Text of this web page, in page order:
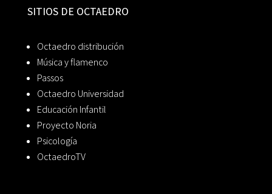
SITIOS DE OCTAEDRO
Octaedro distribución
Música y flamenco
Passos
Octaedro Universidad
Educación Infantil
Proyecto Noria
Psicología
OctaedroTV